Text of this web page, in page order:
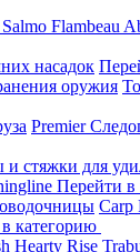
Salmo Flambeau
насадок
оружия
Premier
и стяжки для
Перейти в
Carp
категорию
Hearty Rise